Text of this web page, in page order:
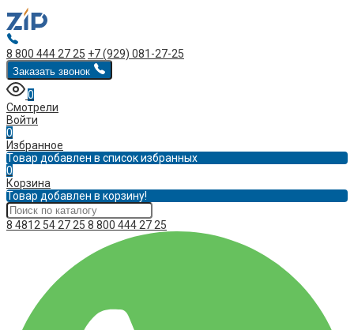
8 800 444 27 25 +7 (929) 081-27-25
Заказать звонок
0
Смотрели
Войти
0
Избранное
Товар добавлен в список избранных
0
Корзина
Товар добавлен в корзину!
8 4812 54 27 25 8 800 444 27 25